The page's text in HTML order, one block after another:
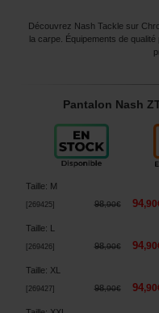
Découvrez Nash Tackle sur
la carpe. Équipements de
Pantalon Nash
Taille: M
269425] 98,90€ 94,90
Taille:
269426] 98,90€ 94,90
Taille: XL
269427] 98,90€ 94,90